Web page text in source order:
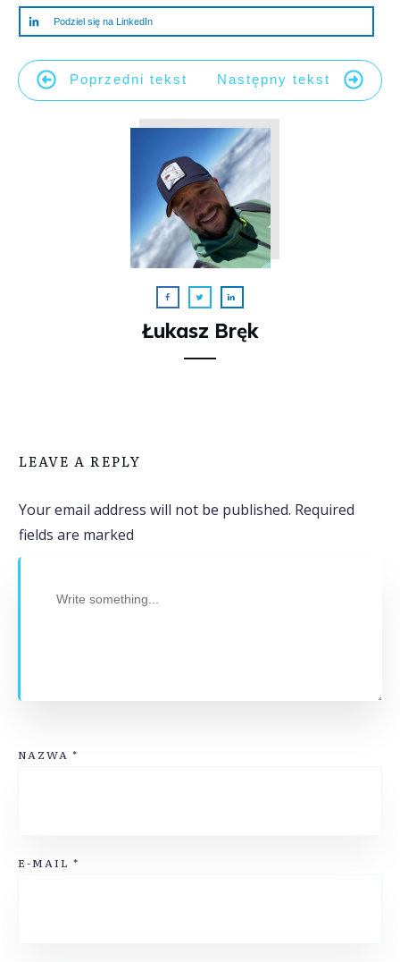
Podziel się na LinkedIn
Poprzedni tekst Następny tekst
Łukasz Bręk
LEAVE A REPLY
Your email address will not be published. Required
fields are marked
NAZWA *
E-MAIL *